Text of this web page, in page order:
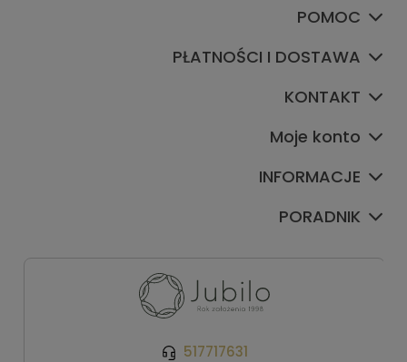
POMOC
PŁATNOŚCI I DOSTAWA
KONTAKT
Moje konto
INFORMACJE
PORADNIK
517717631